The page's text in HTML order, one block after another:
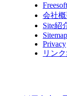
会社
Site紹
Sitemap
Privacy
リン